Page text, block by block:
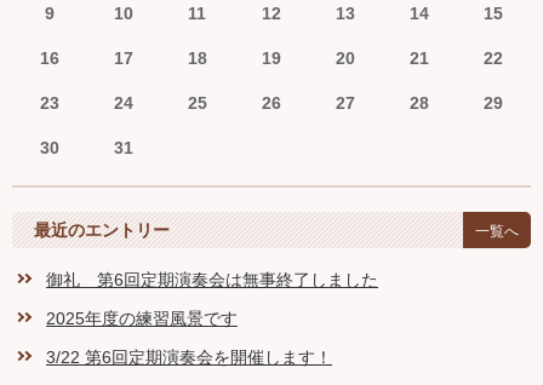
9 10 11 12 13 14 15
16 17 18 19 20 21 22
23 24 25 26 27 28 29
30 31
最近のエントリー 一覧へ
御礼 第6回定期演奏会は無事終了しました
2025年度の練習風景です
3/22 第6回定期演奏会を開催します！